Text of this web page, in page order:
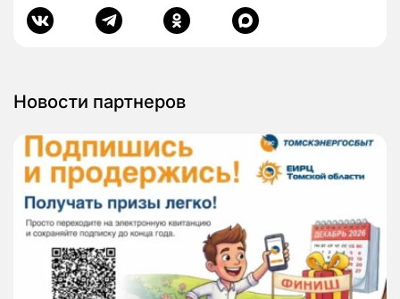
Новости партнеров